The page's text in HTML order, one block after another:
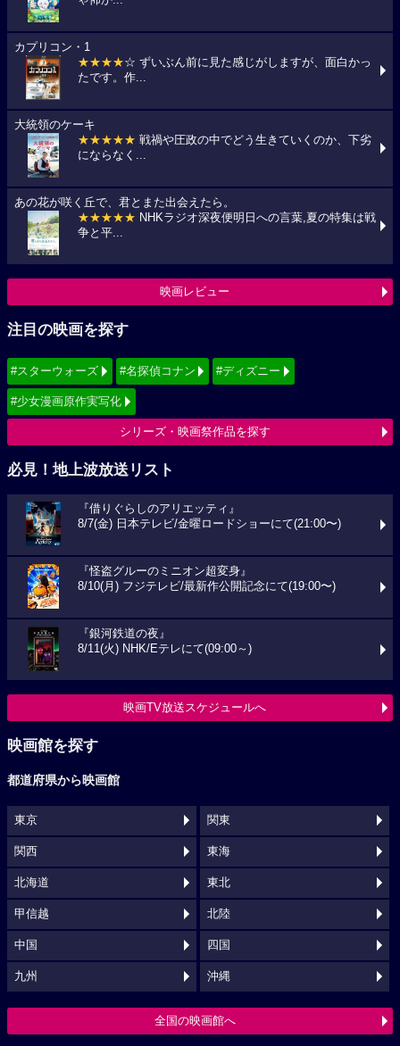
カプリコン・1
★★★★☆ ずいぶん前に見た感じがしますが、面白かっ
たです。作...
大統領のケーキ
★★★★★ 戦禍や圧政の中でどう生きていくのか、下劣
にならなく...
あの花が咲く丘で、君とまた出会えたら。
★★★★★ NHKラジオ深夜便明日への言葉,夏の特集は戦
争と平...
映画レビュー
注目の映画を探す
#スターウォーズ #名探偵コナン #ディズニー
#少女漫画原作実写化
シリーズ・映画祭作品を探す
必見！地上波放送リスト
『借りぐらしのアリエッティ』
8/7(金) 日本テレビ/金曜ロードショーにて(21:00〜)
『怪盗グルーのミニオン超変身』
8/10(月) フジテレビ/最新作公開記念にて(19:00〜)
『銀河鉄道の夜』
8/11(火) NHK/Eテレにて(09:00～)
映画TV放送スケジュールへ
映画館を探す
都道府県から映画館
東京 関東
関西 東海
北海道 東北
甲信越 北陸
中国 四国
九州 沖縄
全国の映画館へ